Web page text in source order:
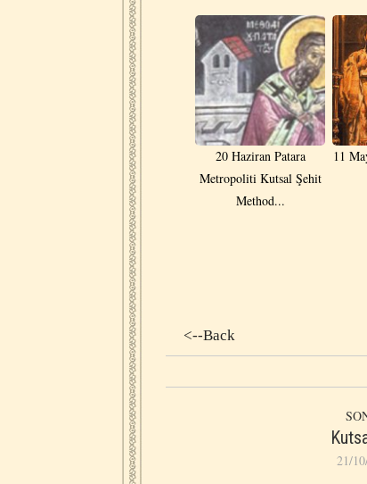
20 Haziran Patara
Metropoliti Kutsal Şehit
Method...
11
<--Back
21/